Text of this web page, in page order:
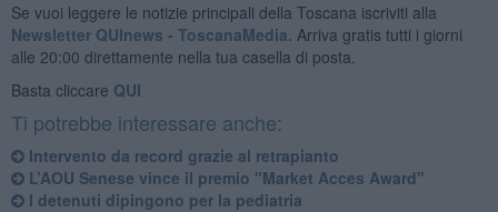
Se vuoi leggere le notizie principali della Toscana iscriviti alla
Newsletter QUInews - ToscanaMedia. Arriva gratis tutti i giorni
alle 20:00 direttamente nella tua casella di posta.
Basta cliccare QUI
Ti potrebbe interessare anche:
Intervento da record grazie al retrapianto
L’AOU Senese vince il premio "Market Acces Award"
I detenuti dipingono per la pediatria